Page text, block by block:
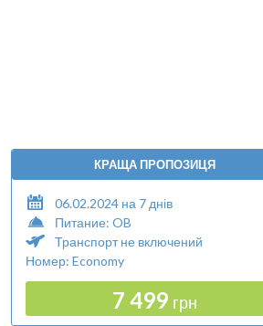
КРАЩА ПРОПОЗИЦЯ
06.02.2024 на 7 днів
Питание: OB
Транспорт не включений
Номер: Economy
7 499 грн